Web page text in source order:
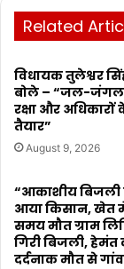
Related
विधायक तुलेश्वर
बोले – “जल-
रक्षा और अधिकारों
तैयार”
August 9, 2026
“आकाशीय बिजली
आया किसान, खेत
समय मौत ग्राम
गिरी बिजली,
दर्दनाक मौत से